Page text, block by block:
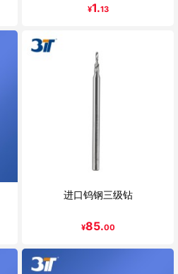
¥1.13
进口钨钢三级钻
¥85.00